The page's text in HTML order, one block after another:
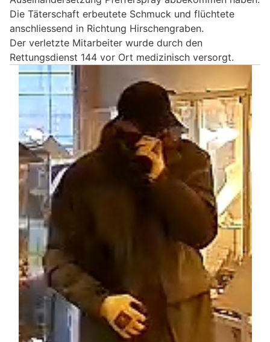
Die Täterschaft erbeutete Schmuck und flüchtete
anschliessend in Richtung Hirschengraben.
Der verletzte Mitarbeiter wurde durch den
Rettungsdienst 144 vor Ort medizinisch versorgt.